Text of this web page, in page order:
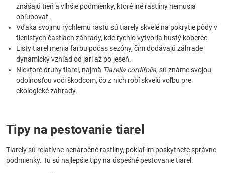
znášajú tieň a vlhšie podmienky, ktoré iné rastliny nemusia
obľubovať.
Vďaka svojmu rýchlemu rastu sú tiarely skvelé na pokrytie pôdy v
tienistých častiach záhrady, kde rýchlo vytvoria hustý koberec.
Listy tiarel menia farbu počas sezóny, čím dodávajú záhrade
dynamický vzhľad od jari až po jeseň.
Niektoré druhy tiarel, najmä Tiarella cordifolia, sú známe svojou
odolnosťou voči škodcom, čo z nich robí skvelú voľbu pre
ekologické záhrady.
Tipy na pestovanie tiarel
Tiarely sú relatívne nenáročné rastliny, pokiaľ im poskytnete správne
podmienky. Tu sú najlepšie tipy na úspešné pestovanie tiarel: